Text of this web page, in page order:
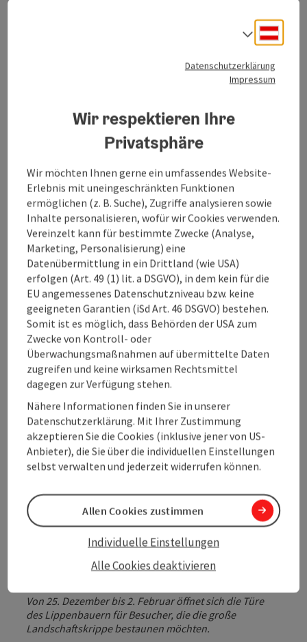
Aber am Heiligen Abend darf
Der Heilige Abend gehört alleine der Familie, die
erwartet. eine schöne Tradition, die beim Lippenbauer
sorgfältig gepflegt wird. "Da darf man schon auch
etwas egoistisch sein", erläutert Johann Linortner.
Von 25. Dezember bis 2. Februar öffnet sich die Türe
des Lippenbauern für Besucher, die die große
Landschaftskrippe bestaunen möchten.
Datenschutzerklärung
Impressum
Wir respektieren Ihre
Privatsphäre
Wir möchten Ihnen gerne ein umfassendes Website-
Erlebnis mit uneingeschränkten Funktionen
ermöglichen (z. B. Suche), Zugriffe analysieren sowie
Inhalte personalisieren, wofür wir Cookies verwenden.
Vereinzelt kann für bestimmte Zwecke (Analyse,
Marketing, Personalisierung) eine
Datenübermittlung in ein Drittland (wie USA)
erfolgen (Art. 49 (1) lit. a DSGVO), in dem kein für die
EU angemessenes Datenschutzniveau bzw. keine
geeigneten Garantien (iSd Art. 46 DSGVO) bestehen.
Somit ist es möglich, dass Behörden der USA zum
Zwecke von Kontroll- oder
Überwachungsmaßnahmen auf übermittelte Daten
zugreifen und keine wirksamen Rechtsmittel
dagegen zur Verfügung stehen.
Nähere Informationen finden Sie in unserer
Datenschutzerklärung. Mit Ihrer Zustimmung
akzeptieren Sie die Cookies (inklusive jener von US-
Anbieter), die Sie über die individuellen Einstellungen
selbst verwalten und jederzeit widerrufen können.
Alle Cookies deaktivieren
Individuelle Einstellungen
Allen Cookies zustimmen